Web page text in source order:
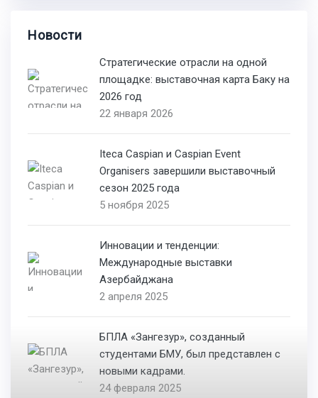
Новости
Стратегические отрасли на одной
площадке: выставочная карта Баку на
2026 год
22 января 2026
Iteca Caspian и Caspian Event
Organisers завершили выставочный
сезон 2025 года
5 ноября 2025
Инновации и тенденции:
Международные выставки
Азербайджана
2 апреля 2025
БПЛА «Зангезур», созданный
студентами БМУ, был представлен с
новыми кадрами.
24 февраля 2025